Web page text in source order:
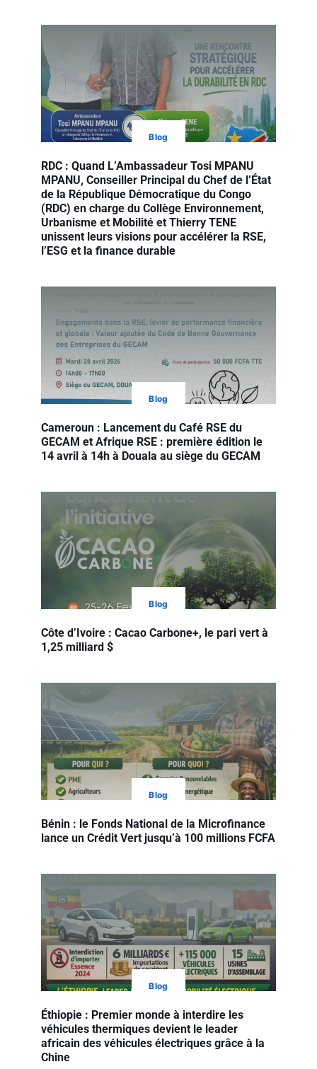
Blog
RDC : Quand L’Ambassadeur Tosi MPANU
MPANU, Conseiller Principal du Chef de l’État
de la République Démocratique du Congo
(RDC) en charge du Collège Environnement,
Urbanisme et Mobilité et Thierry TENE
unissent leurs visions pour accélérer la RSE,
l’ESG et la finance durable
Blog
Cameroun : Lancement du Café RSE du
GECAM et Afrique RSE : première édition le
14 avril à 14h à Douala au siège du GECAM
Blog
Côte d’Ivoire : Cacao Carbone+, le pari vert à
1,25 milliard $
Blog
Bénin : le Fonds National de la Microfinance
lance un Crédit Vert jusqu’à 100 millions FCFA
Blog
Éthiopie : Premier monde à interdire les
véhicules thermiques devient le leader
africain des véhicules électriques grâce à la
Chine